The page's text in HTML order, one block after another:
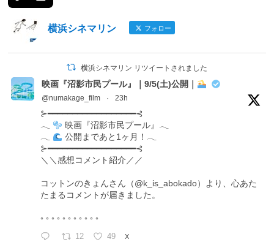
横浜シネマリン フォロー
横浜シネマリン リツイートされました
映画『沼影市民プール』｜9/5(土)公開｜
@numakage_film · 23h
⊱━━━━━━━━━━━━━━━━━━⊰
𓂃
映画『沼影市民プール』𓂃
𓂃
公開まであと1ヶ月！𓂃
⊱━━━━━━━━━━━━━━━━━━⊰
＼＼感想コメント紹介／／
コットンのきょんさん（@k_is_abokado）より、心あた
たまるコメントが届きました。
◦ ◦ ◦ ◦ ◦ ◦ ◦ ◦ ◦ ◦ ◦
12 49 X